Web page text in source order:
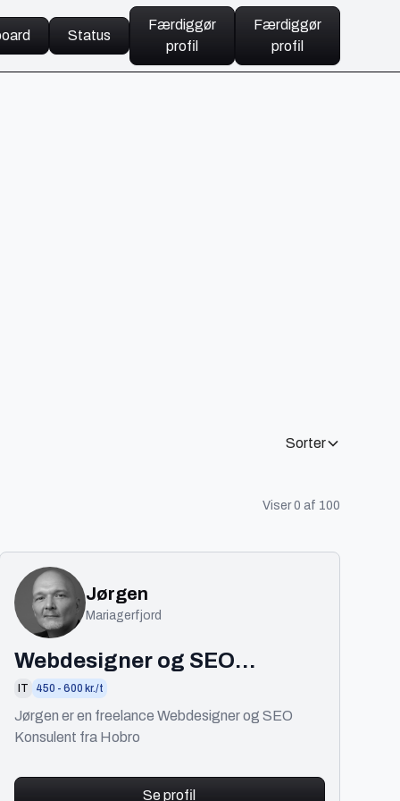
Status
Færdiggør
profil
Færdiggør
profil
Sorter
Viser0af 100
Jørgen
Mariagerfjord
Webdesigner og SEO
Konsulent
IT 450 - 600 kr./t
Jørgen er en freelance Webdesigner og SEO
Konsulent fra Hobro
Se profil